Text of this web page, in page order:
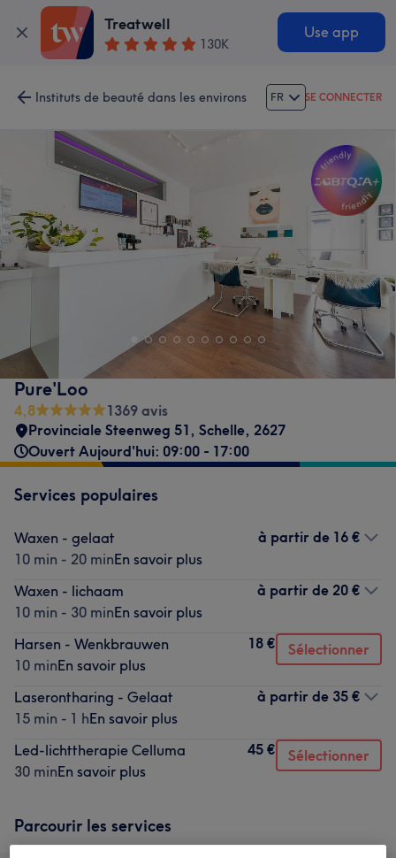
Treatwell
130K
Use app
Instituts de beauté dans les environs FR SE CONNECTER
Pure'Loo
4,8
1369 avis
Provinciale Steenweg 51, Schelle, 2627
Ouvert Aujourd'hui: 09:00 - 17:00
Services populaires
Waxen - gelaat
10 min - 20 minEn savoir plus
à partir de 16 €
Waxen - lichaam
10 min - 30 minEn savoir plus
à partir de 20 €
Harsen - Wenkbrauwen
10 minEn savoir plus
18 € Sélectionner
Laserontharing - Gelaat
15 min - 1 hEn savoir plus
à partir de 35 €
Led-lichttherapie Celluma
30 minEn savoir plus
45 € Sélectionner
Parcourir les services